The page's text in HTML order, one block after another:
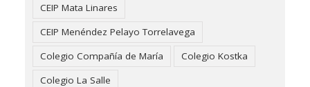
CEIP Mata Linares
CEIP Menéndez Pelayo Torrelavega
Colegio Compañía de María
Colegio Kostka
Colegio La Salle